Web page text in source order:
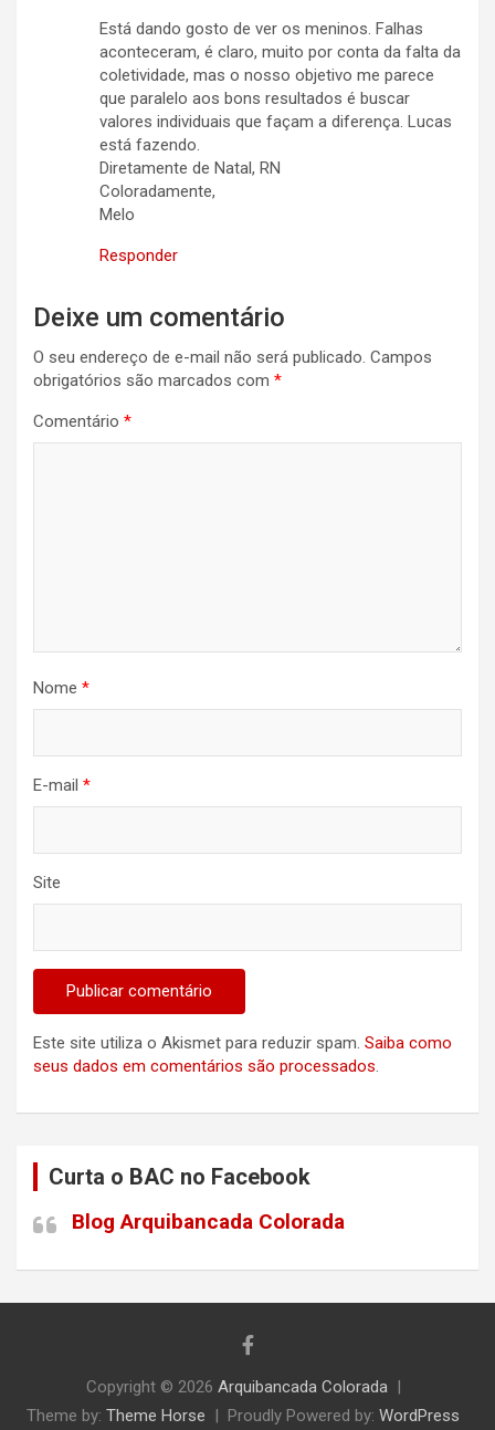
Está dando gosto de ver os meninos. Falhas
aconteceram, é claro, muito por conta da falta da
coletividade, mas o nosso objetivo me parece
que paralelo aos bons resultados é buscar
valores individuais que façam a diferença. Lucas
está fazendo.
Diretamente de Natal, RN
Coloradamente,
Melo
Responder
Deixe um comentário
O seu endereço de e-mail não será publicado. Campos
obrigatórios são marcados com *
Comentário *
Nome *
E-mail *
Site
Este site utiliza o Akismet para reduzir spam. Saiba como
seus dados em comentários são processados.
Curta o BAC no Facebook
Blog Arquibancada Colorada
Copyright © 2026 Arquibancada Colorada
Theme by: Theme Horse Proudly Powered by: WordPress